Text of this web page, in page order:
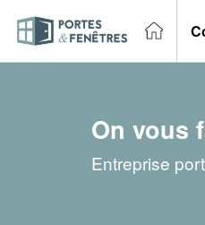
On vous
Entreprise